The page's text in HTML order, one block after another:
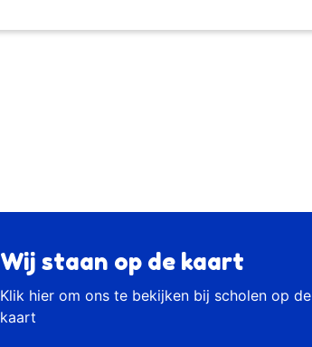
Wij staan op de kaart
Klik hierom ons te bekijken bij scholen op de
kaart